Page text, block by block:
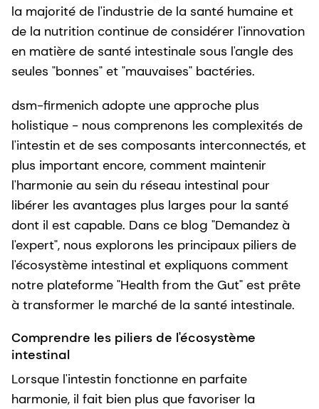
la majorité de l'industrie de la santé humaine et
de la nutrition continue de considérer l'innovation
en matière de santé intestinale sous l'angle des
seules "bonnes" et "mauvaises" bactéries.
dsm-firmenich adopte une approche plus
holistique - nous comprenons les complexités de
l'intestin et de ses composants interconnectés, et
plus important encore, comment maintenir
l'harmonie au sein du réseau intestinal pour
libérer les avantages plus larges pour la santé
dont il est capable. Dans ce blog "Demandez à
l'expert", nous explorons les principaux piliers de
l'écosystème intestinal et expliquons comment
notre plateforme "Health from the Gut" est prête
à transformer le marché de la santé intestinale.
Comprendre les piliers de l'écosystème
intestinal
Lorsque l'intestin fonctionne en parfaite
harmonie, il fait bien plus que favoriser la